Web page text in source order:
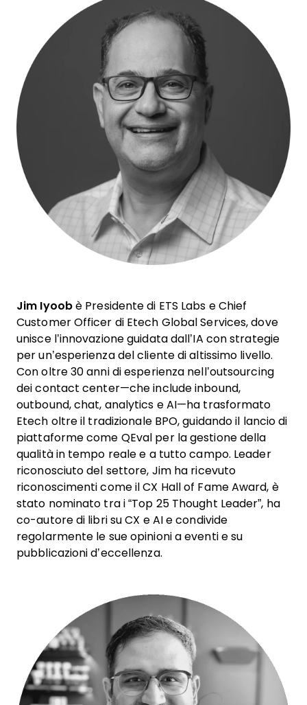
Jim Iyoobè Presidente di ETS Labs e Chief
Customer Officer di Etech Global Services, dove
unisce l’innovazione guidata dall’IA con strategie
per un’esperienza del cliente di altissimo livello.
Con oltre 30 anni di esperienza nell’outsourcing
dei contact center—che include inbound,
outbound, chat, analytics e AI—ha trasformato
Etech oltre il tradizionale BPO, guidando il lancio di
piattaforme come QEval per la gestione della
qualità in tempo reale e a tutto campo. Leader
riconosciuto del settore, Jim ha ricevuto
riconoscimenti come il CX Hall of Fame Award, è
stato nominato tra i “Top 25 Thought Leader”, ha
co-autore di libri su CX e AI e condivide
regolarmente le sue opinioni a eventi e su
pubblicazioni d’eccellenza.